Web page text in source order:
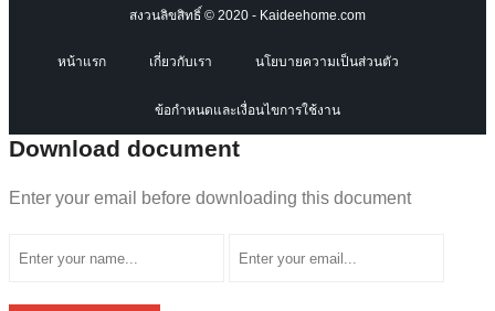
สงวนลิขสิทธิ์ © 2020 - Kaideehome.com
หน้าแรก เกี่ยวกับเรา นโยบายความเป็นส่วนตัว
ข้อกำหนดและเงื่อนไขการใช้งาน
Download document
Enter your email before downloading this document